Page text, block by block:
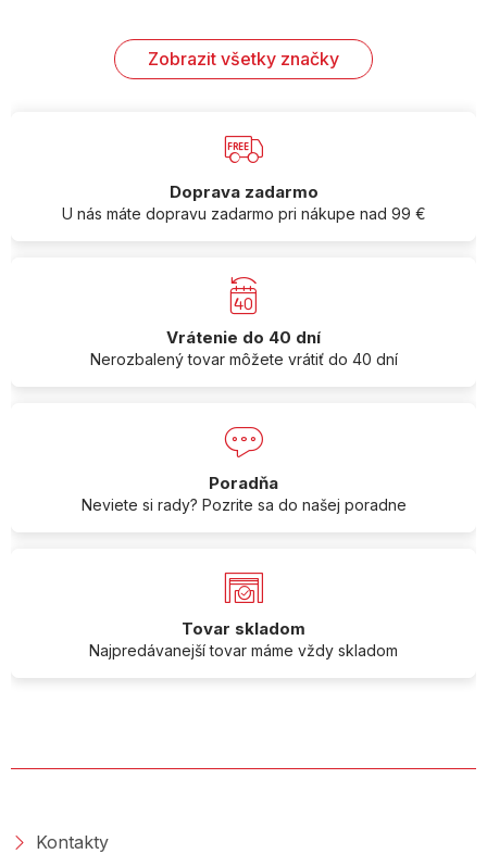
Zobrazit všetky značky
Doprava zadarmo
U nás máte dopravu zadarmo pri nákupe nad 99 €
Vrátenie do 40 dní
Nerozbalený tovar môžete vrátiť do 40 dní
Poradňa
Neviete si rady? Pozrite sa do našej poradne
Tovar skladom
Najpredávanejší tovar máme vždy skladom
Kontakty